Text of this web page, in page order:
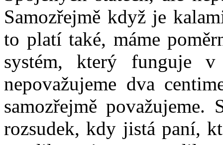
Samozřejmě když je
to platí také, máme
systém, který funguje
nepovažujeme dva
samozřejmě
rozsudek, kdy jistá paní,